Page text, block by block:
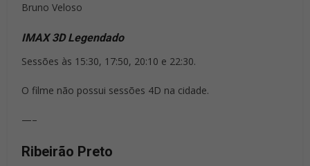
Bruno Veloso
IMAX 3D Legendado
Sessões às 15:30, 17:50, 20:10 e 22:30.
O filme não possui sessões 4D na cidade.
—–
Ribeirão Preto